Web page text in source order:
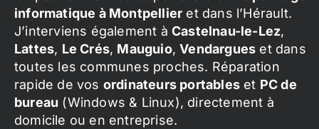
informatique à Montpellier et dans l’Hérault.
J’interviens également à Castelnau-le-Lez,
Lattes, Le Crés, Mauguio,Vendargues et dans
toutes les communes proches. Réparation
rapide de vos ordinateurs portables et PC de
bureau (Windows & Linux), directement à
domicile ou en entreprise.